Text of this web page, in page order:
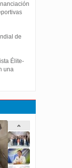
de
Élite-
una